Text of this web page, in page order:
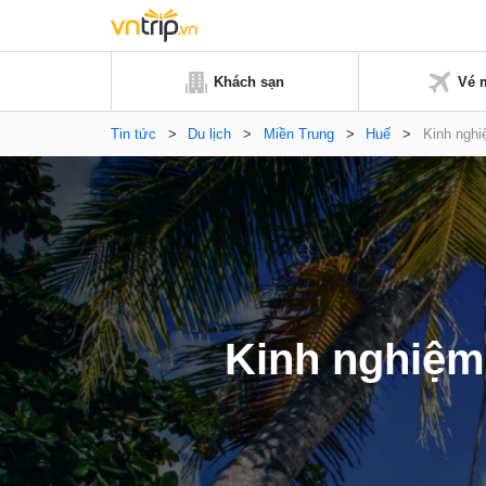
Khách sạn Vé
Tin tức > Du lịch > Miền Trung > Huế > Kinh
Kinh